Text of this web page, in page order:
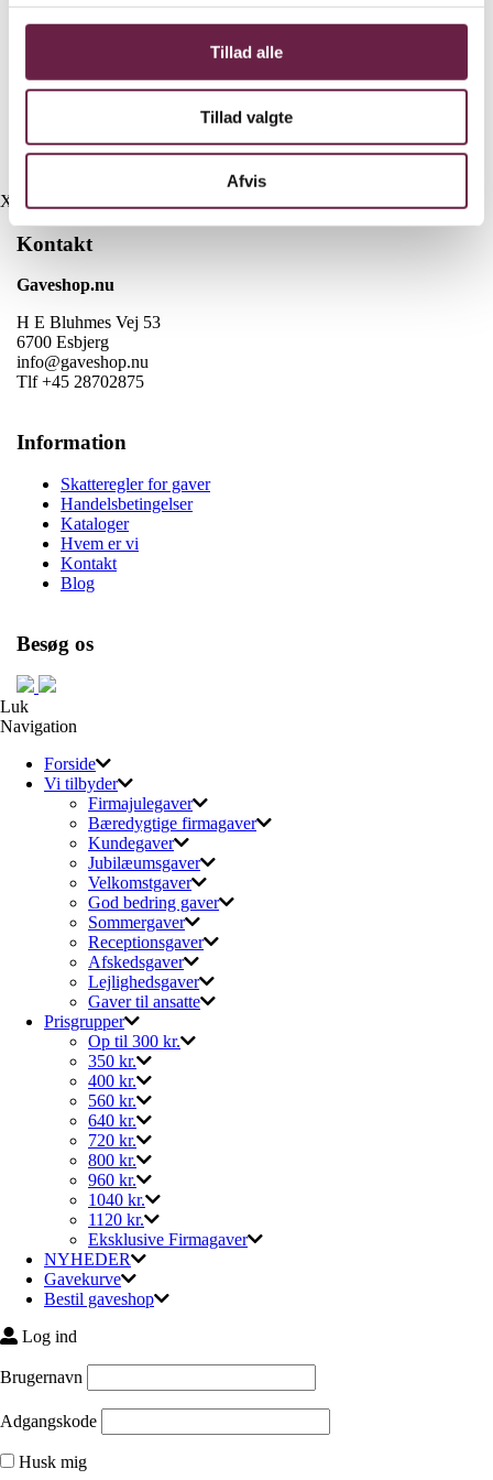
Tillad alle
Tillad valgte
Afvis
ensartet.
Eva Trio stainless steel sauterpande 24 cm
Eva Trio stainless steel kuppellåg 24 cm
X
Kontakt
Gaveshop.nu
H E Bluhmes Vej 53
6700 Esbjerg
info@gaveshop.nu
Tlf +45 28702875
Information
Skatteregler for gaver
Handelsbetingelser
Kataloger
Hvem er vi
Kontakt
Blog
Besøg os
Luk
Navigation
Forside
Vi tilbyder
Firmajulegaver
Bæredygtige firmagaver
Kundegaver
Jubilæumsgaver
Velkomstgaver
God bedring gaver
Sommergaver
Receptionsgaver
Afskedsgaver
Lejlighedsgaver
Gaver til ansatte
Prisgrupper
Op til 300 kr.
350 kr.
400 kr.
560 kr.
640 kr.
720 kr.
800 kr.
960 kr.
1040 kr.
1120 kr.
Eksklusive Firmagaver
NYHEDER
Gavekurve
Bestil gaveshop
Log ind
Brugernavn
Adgangskode
Husk mig